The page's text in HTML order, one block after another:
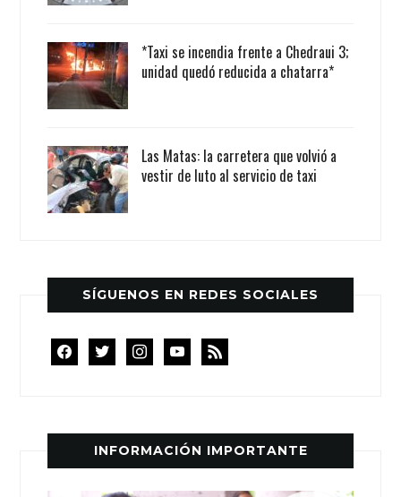
*Taxi se incendia frente a Chedraui 3;
unidad quedó reducida a chatarra*
Las Matas: la carretera que volvió a
vestir de luto al servicio de taxi
SÍGUENOS EN REDES SOCIALES
facebooktwitterinstagramyoutube
rss
INFORMACIÓN IMPORTANTE